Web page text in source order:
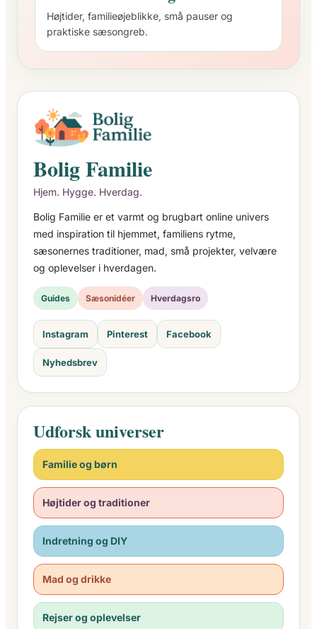
Højtider, familieøjeblikke, små pauser og
praktiske sæsongreb.
Bolig Familie
Hjem. Hygge. Hverdag.
Bolig Familie er et varmt og brugbart online univers
med inspiration til hjemmet, familiens rytme,
sæsonernes traditioner, mad, små projekter, velvære
og oplevelser i hverdagen.
Guides Sæsonidéer Hverdagsro
Instagram Pinterest Facebook
Nyhedsbrev
Udforsk universer
Familie og børn
Højtider og traditioner
Indretning og DIY
Mad og drikke
Rejser og oplevelser